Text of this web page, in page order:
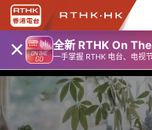
× 全新 RTHK On
一手掌握 RTHK 电台、电视